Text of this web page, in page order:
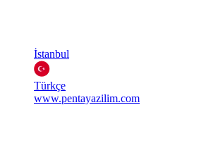
İstanbul
Türkçe
www.pentayazilim.com